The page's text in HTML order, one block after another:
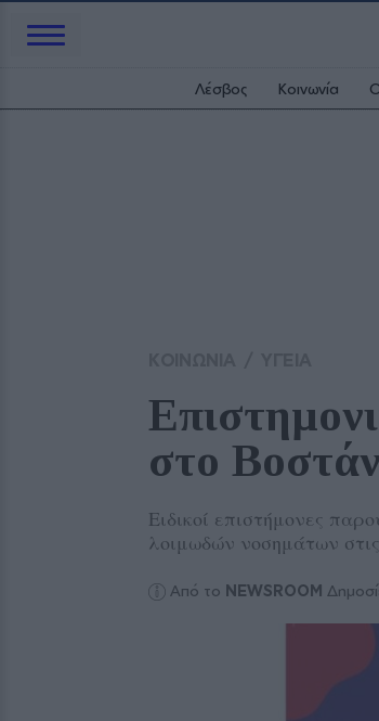
Λέσβος Κοινωνία
στο
Ειδικοί επιστήμονες
λοιμωδών νοσημάτων
Από το NEWSROOM